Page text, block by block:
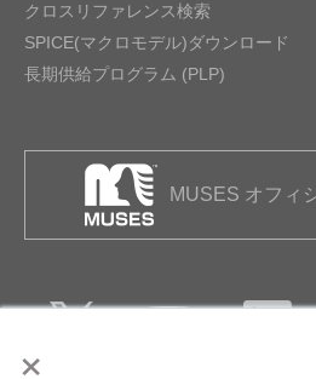
×
クロスリファレンス検索
SPICE(マクロモデル)ダウンロード
長期供給プログラム (PLP)
MUSES オフィ